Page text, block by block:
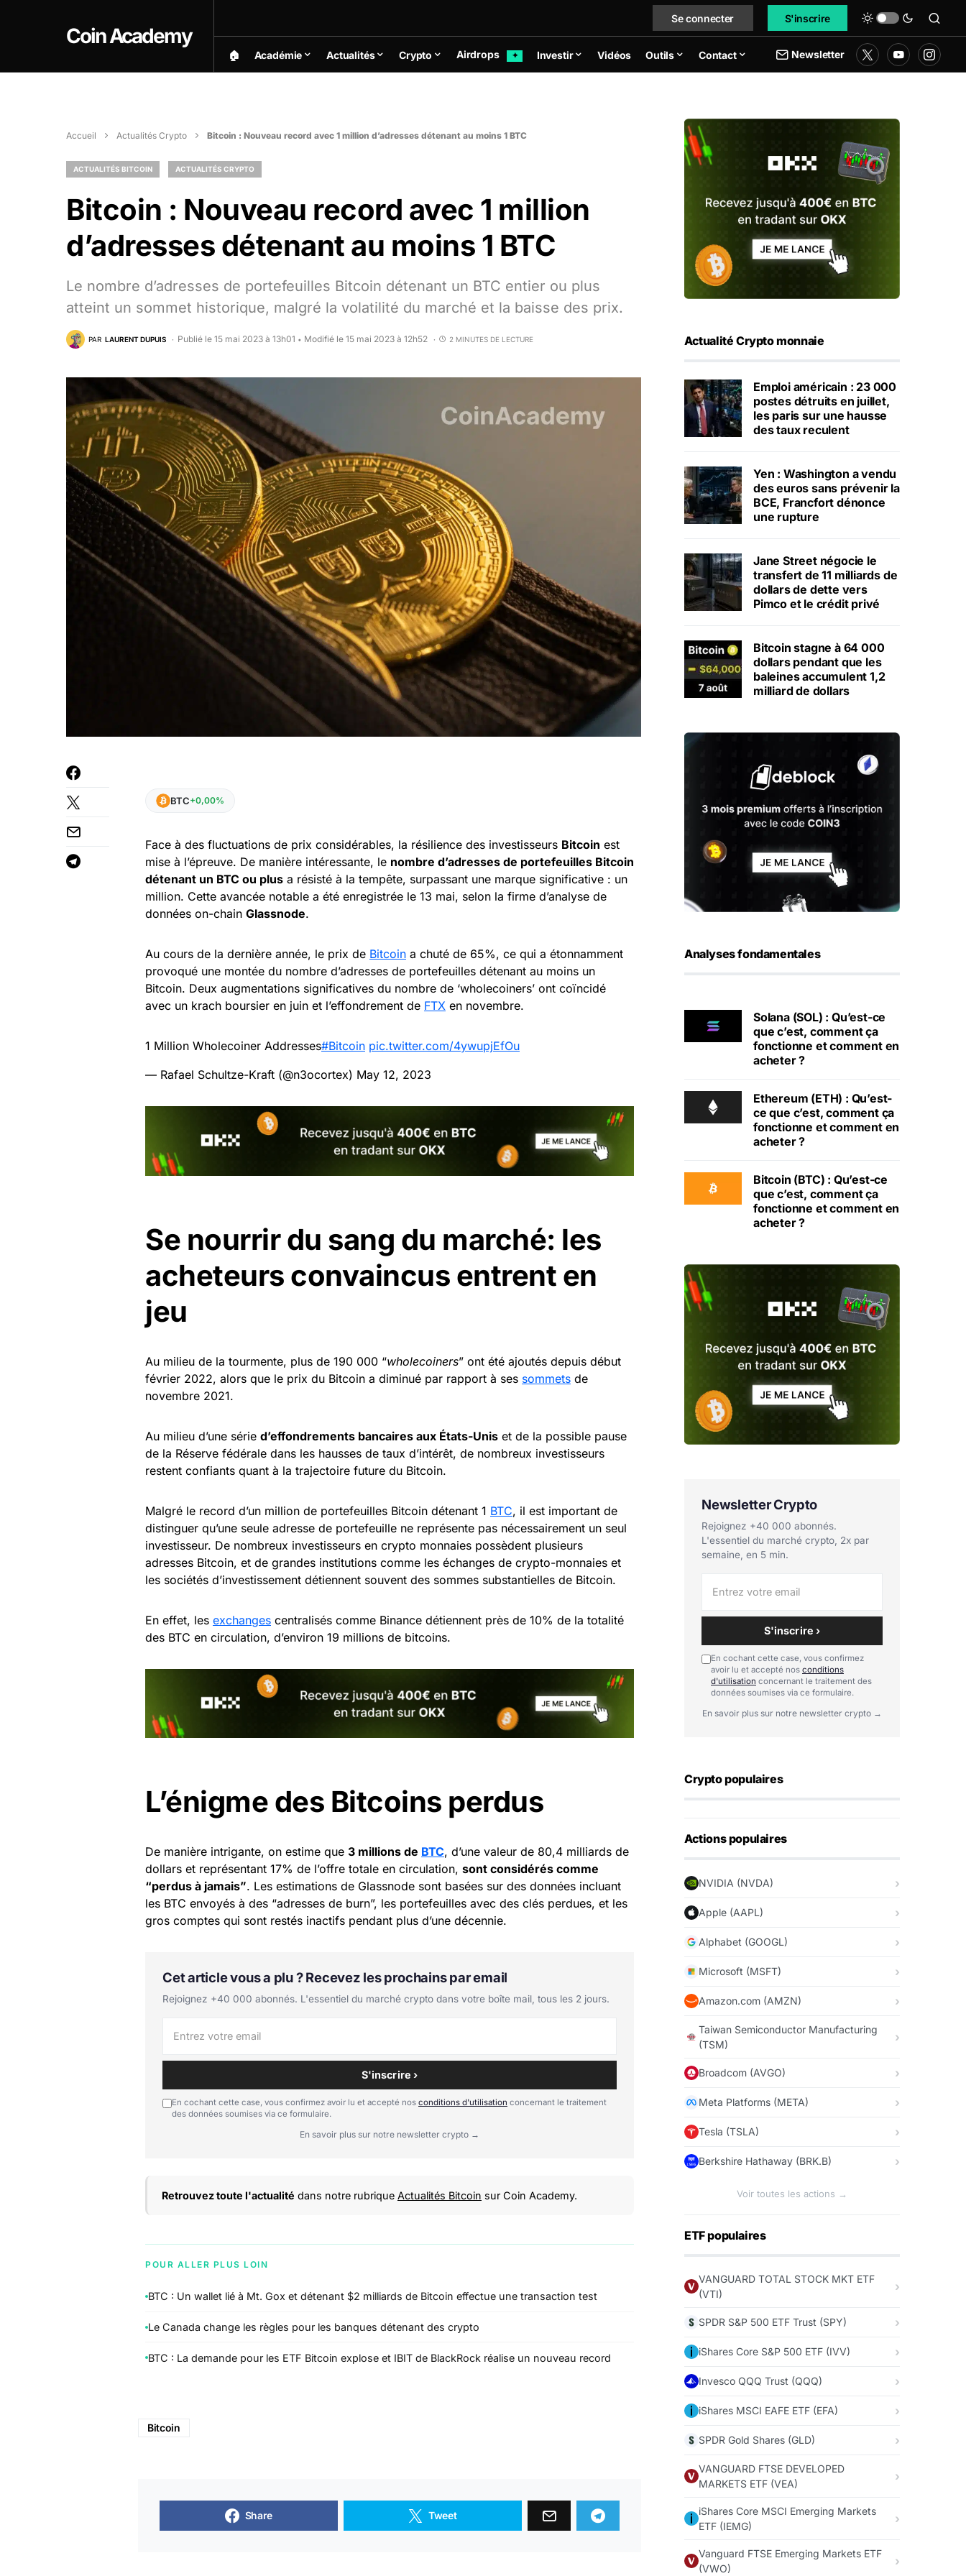
Coin Academy
Se connecter S'inscrire
🏠︎ Académie Actualités Crypto Airdrops ✦ Investir Vidéos Outils Contact Newsletter
Accueil Actualités Crypto Bitcoin : Nouveau record avec 1 million d’adresses détenant au moins 1 BTC
ACTUALITÉS BITCOIN ACTUALITÉS CRYPTO
Bitcoin : Nouveau record avec 1 million
d’adresses détenant au moins 1 BTC
Le nombre d’adresses de portefeuilles Bitcoin détenant un BTC entier ou plus
atteint un sommet historique, malgré la volatilité du marché et la baisse des prix.
PAR LAURENT DUPUIS Publié le 15 mai 2023 à 13h01 • Modifié le 15 mai 2023 à 12h52 2 MINUTES DE LECTURE
BTC+0,00%
Face à des fluctuations de prix considérables, la résilience des investisseurs Bitcoin est
mise à l’épreuve. De manière intéressante, le nombre d’adresses de portefeuilles Bitcoin
détenant un BTC ou plus a résisté à la tempête, surpassant une marque significative : un
million. Cette avancée notable a été enregistrée le 13 mai, selon la firme d’analyse de
données on-chain Glassnode.
Au cours de la dernière année, le prix de Bitcoin a chuté de 65%, ce qui a étonnamment
provoqué une montée du nombre d’adresses de portefeuilles détenant au moins un
Bitcoin. Deux augmentations significatives du nombre de ‘wholecoiners’ ont coïncidé
avec un krach boursier en juin et l’effondrement de FTX en novembre.
1 Million Wholecoiner Addresses#Bitcoin pic.twitter.com/4ywupjEfOu
— Rafael Schultze-Kraft (@n3ocortex) May 12, 2023
Se nourrir du sang du marché: les
acheteurs convaincus entrent en
jeu
Au milieu de la tourmente, plus de 190 000 “wholecoiners” ont été ajoutés depuis début
février 2022, alors que le prix du Bitcoin a diminué par rapport à ses sommets de
novembre 2021.
Au milieu d’une série d’effondrements bancaires aux États-Unis et de la possible pause
de la Réserve fédérale dans les hausses de taux d’intérêt, de nombreux investisseurs
restent confiants quant à la trajectoire future du Bitcoin.
Malgré le record d’un million de portefeuilles Bitcoin détenant 1 BTC, il est important de
distinguer qu’une seule adresse de portefeuille ne représente pas nécessairement un seul
investisseur. De nombreux investisseurs en crypto monnaies possèdent plusieurs
adresses Bitcoin, et de grandes institutions comme les échanges de crypto-monnaies et
les sociétés d’investissement détiennent souvent des sommes substantielles de Bitcoin.
En effet, les exchanges centralisés comme Binance détiennent près de 10% de la totalité
des BTC en circulation, d’environ 19 millions de bitcoins.
L’énigme des Bitcoins perdus
De manière intrigante, on estime que 3 millions de BTC, d’une valeur de 80,4 milliards de
dollars et représentant 17% de l’offre totale en circulation, sont considérés comme
“perdus à jamais”. Les estimations de Glassnode sont basées sur des données incluant
les BTC envoyés à des “adresses de burn”, les portefeuilles avec des clés perdues, et les
gros comptes qui sont restés inactifs pendant plus d’une décennie.
Cet article vous a plu ? Recevez les prochains par email
Rejoignez +40 000 abonnés. L'essentiel du marché crypto dans votre boîte mail, tous les 2 jours.
S'inscrire ›
En cochant cette case, vous confirmez avoir lu et accepté nos conditions d'utilisation concernant le traitement
des données soumises via ce formulaire.
En savoir plus sur notre newsletter crypto →
Retrouvez toute l'actualité dans notre rubrique Actualités Bitcoin sur Coin Academy.
POUR ALLER PLUS LOIN
BTC : Un wallet lié à Mt. Gox et détenant $2 milliards de Bitcoin effectue une transaction test
Le Canada change les règles pour les banques détenant des crypto
BTC : La demande pour les ETF Bitcoin explose et IBIT de BlackRock réalise un nouveau record
Bitcoin
Share Tweet
Actualité Crypto monnaie
Emploi américain : 23 000
postes détruits en juillet,
les paris sur une hausse
des taux reculent
Yen : Washington a vendu
des euros sans prévenir la
BCE, Francfort dénonce
une rupture
Jane Street négocie le
transfert de 11 milliards de
dollars de dette vers
Pimco et le crédit privé
Bitcoin stagne à 64 000
dollars pendant que les
baleines accumulent 1,2
milliard de dollars
Analyses fondamentales
Solana (SOL) : Qu’est-ce
que c’est, comment ça
fonctionne et comment en
acheter ?
Ethereum (ETH) : Qu’est-
ce que c’est, comment ça
fonctionne et comment en
acheter ?
Bitcoin (BTC) : Qu’est-ce
que c’est, comment ça
fonctionne et comment en
acheter ?
Newsletter Crypto
Rejoignez +40 000 abonnés.
L'essentiel du marché crypto, 2x par
semaine, en 5 min.
S'inscrire ›
En cochant cette case, vous confirmez
avoir lu et accepté nos conditions
d'utilisation concernant le traitement des
données soumises via ce formulaire.
En savoir plus sur notre newsletter crypto →
Crypto populaires
Actions populaires
NVIDIA (NVDA)
Apple (AAPL)
Alphabet (GOOGL)
Microsoft (MSFT)
Amazon.com (AMZN)
Taiwan Semiconductor Manufacturing
(TSM)
Broadcom (AVGO)
Meta Platforms (META)
Tesla (TSLA)
Berkshire Hathaway (BRK.B)
Voir toutes les actions →
ETF populaires
VANGUARD TOTAL STOCK MKT ETF
(VTI)
SPDR S&P 500 ETF Trust (SPY)
iShares Core S&P 500 ETF (IVV)
Invesco QQQ Trust (QQQ)
iShares MSCI EAFE ETF (EFA)
SPDR Gold Shares (GLD)
VANGUARD FTSE DEVELOPED
MARKETS ETF (VEA)
iShares Core MSCI Emerging Markets
ETF (IEMG)
Vanguard FTSE Emerging Markets ETF
(VWO)